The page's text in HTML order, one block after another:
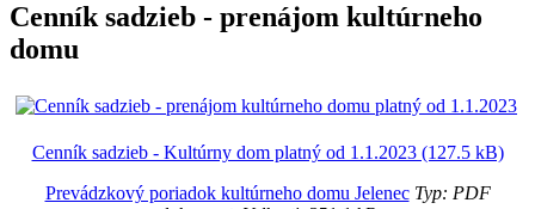
Cenník sadzieb - prenájom kultúrneho
domu
Cenník sadzieb - Kultúrny dom platný od 1.1.2023 (127.5 kB)
Prevádzkový poriadok kultúrneho domu JelenecTyp: PDF